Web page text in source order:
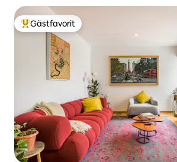
Populär gästfavorit
Gästfavorit